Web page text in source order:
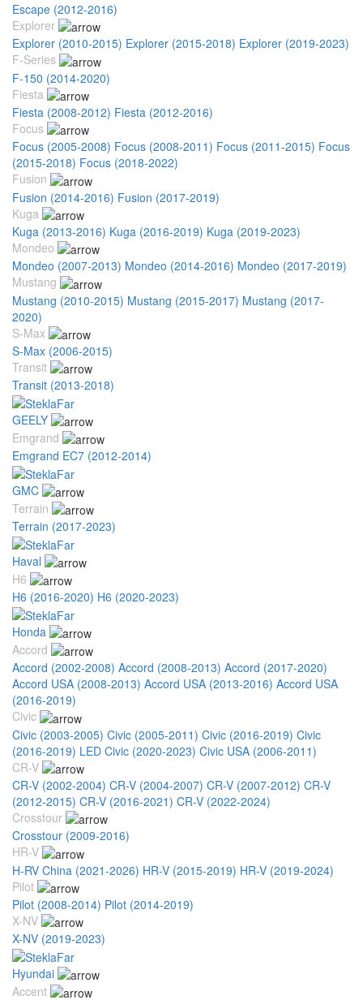
Escape (2012-2016)
Explorer
Explorer (2010-2015) Explorer (2015-2018) Explorer (2019-2023)
F-Series
F-150 (2014-2020)
Fiesta
Fiesta (2008-2012) Fiesta (2012-2016)
Focus
Focus (2005-2008) Focus (2008-2011) Focus (2011-2015) Focus
(2015-2018) Focus (2018-2022)
Fusion
Fusion (2014-2016) Fusion (2017-2019)
Kuga
Kuga (2013-2016) Kuga (2016-2019) Kuga (2019-2023)
Mondeo
Mondeo (2007-2013) Mondeo (2014-2016) Mondeo (2017-2019)
Mustang
Mustang (2010-2015) Mustang (2015-2017) Mustang (2017-
2020)
S-Max
S-Max (2006-2015)
Transit
Transit (2013-2018)
GEELY
Emgrand
Emgrand EC7 (2012-2014)
GMC
Terrain
Terrain (2017-2023)
Haval
H6
H6 (2016-2020) H6 (2020-2023)
Honda
Accord
Accord (2002-2008) Accord (2008-2013) Accord (2017-2020)
Accord USA (2008-2013) Accord USA (2013-2016) Accord USA
(2016-2019)
Civic
Civic (2003-2005) Civic (2005-2011) Civic (2016-2019) Civic
(2016-2019) LED Civic (2020-2023) Civic USA (2006-2011)
CR-V
CR-V (2002-2004) CR-V (2004-2007) CR-V (2007-2012) CR-V
(2012-2015) CR-V (2016-2021) CR-V (2022-2024)
Crosstour
Crosstour (2009-2016)
HR-V
H-RV China (2021-2026) HR-V (2015-2019) HR-V (2019-2024)
Pilot
Pilot (2008-2014) Pilot (2014-2019)
X-NV
X-NV (2019-2023)
Hyundai
Accent